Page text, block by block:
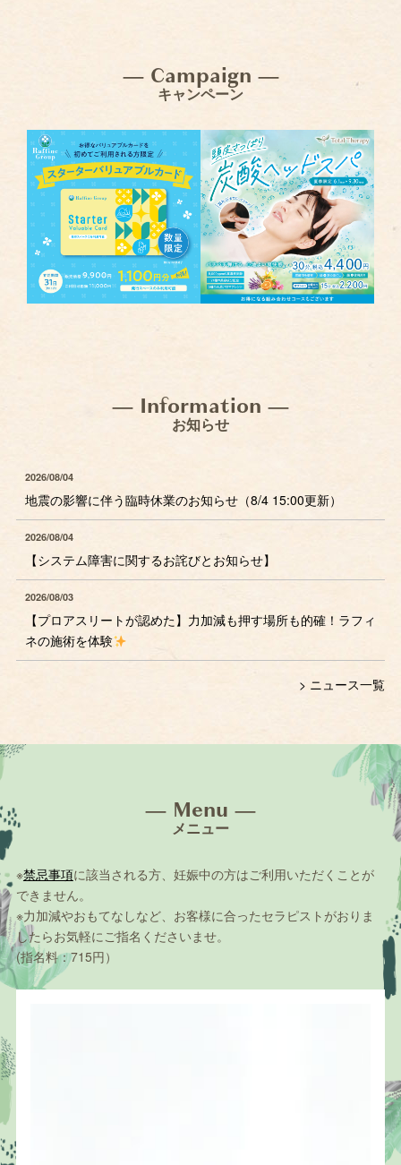
— Campaign —
キャンペーン
— Information —
お知らせ
2026/08/04
地震の影響に伴う臨時休業のお知らせ（8/4 15:00更新）
2026/08/04
【システム障害に関するお詫びとお知らせ】
2026/08/03
【プロアスリートが認めた】力加減も押す場所も的確！ラフィ
ネの施術を体験
> ニュース一覧
— Menu —
メニュー
※禁忌事項に該当される方、妊娠中の方はご利用いただくことが
できません。
※力加減やおもてなしなど、お客様に合ったセラピストがおりま
したらお気軽にご指名くださいませ。
(指名料：715円）